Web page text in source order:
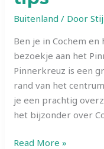
weten
Buitenland / Door
Ben je in Cochem en
bezoekje aan het
Pinnerkreuz is een
rand van het
je een prachtig
het bijzonder over
Wandelen
Read More »